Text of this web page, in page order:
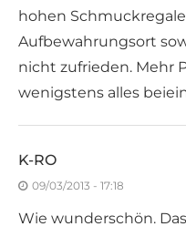
hohen
Aufbewahrungsort
nicht zufrieden. Mehr
wenigstens alles
K-RO
09/03/2013 - 17:18
Wie wunderschön.